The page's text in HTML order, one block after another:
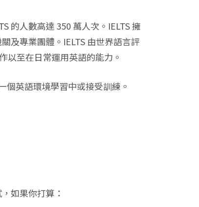
的人數高達 350 萬人次。IELTS 擁
及專業團體。IELTS 由世界語言評
以至在日常運用英語的能力。
個英語環境學習中或接受訓練。
如果你打算：